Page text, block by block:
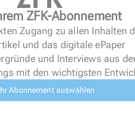
ZFK-Abonnement
Zugang zu allen Inhalten
und das digitale ePaper
und Interviews aus
mit den wichtigsten
Abonnement auswählen